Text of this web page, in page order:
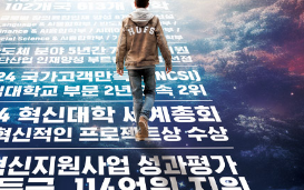
2025.06.05
홍보실